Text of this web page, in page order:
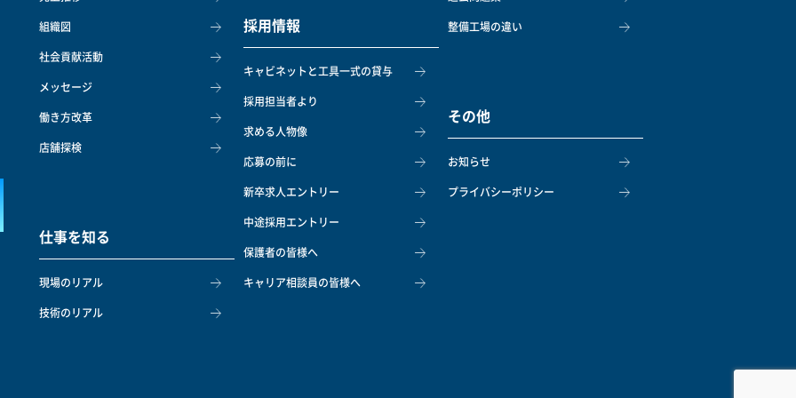
組織図
社会貢献活動
メッセージ
働き方改革
店舗探検
仕事を知る
現場のリアル
技術のリアル
採用情報
キャビネットと工具一式の貸与
採用担当者より
求める人物像
応募の前に
新卒求人エントリー
中途採用エントリー
保護者の皆様へ
キャリア相談員の皆様へ
整備工場の違い
その他
お知らせ
プライバシーポリシー